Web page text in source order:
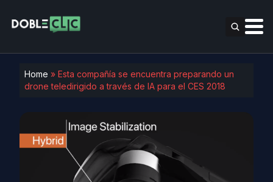
Home » Esta compañía se encuentra preparando un
drone teledirigido a través de IA para el CES 2018